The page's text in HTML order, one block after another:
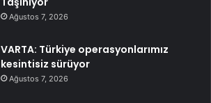
Ağustos 7, 2026
VARTA: Türkiye operasyonlarımız
kesintisiz sürüyor
Ağustos 7, 2026